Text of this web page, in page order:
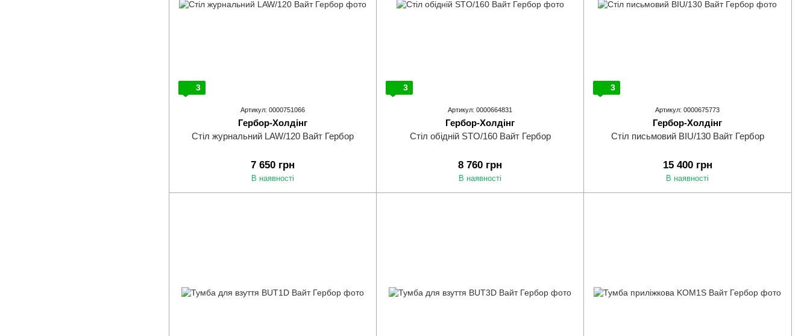
3
Артикул: 0000751066
Гербор-Холдінг
Стіл журнальний LAW/120 Вайт Гербор
7 650 грн
В наявності
3
Артикул: 0000664831
Гербор-Холдінг
Стіл обідній STO/160 Вайт Гербор
8 760 грн
В наявності
3
Артикул: 0000675773
Гербор-Холдінг
Стіл письмовий BIU/130 Вайт Гербор
15 400 грн
В наявності